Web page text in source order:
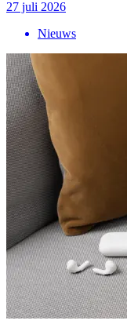
27 juli 2026
Nieuws